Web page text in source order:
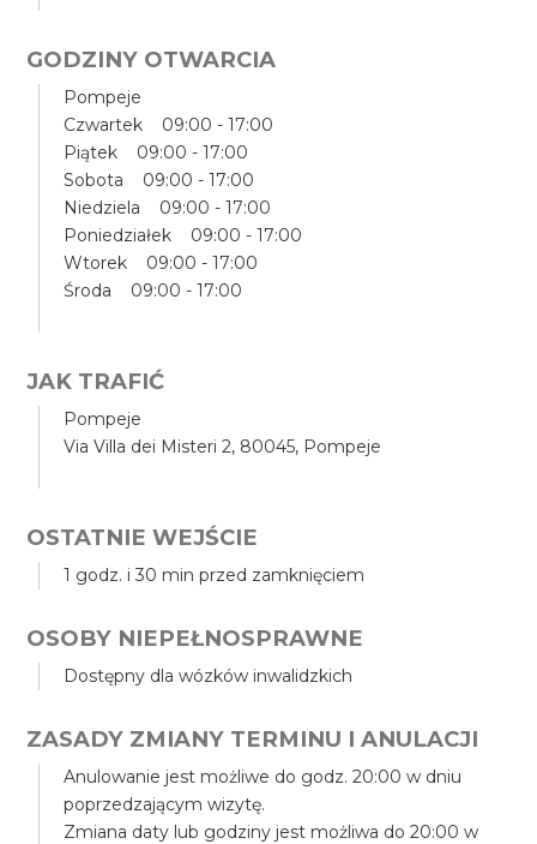
GODZINY OTWARCIA
Pompeje
Czwartek 09:00 - 17:00
Piątek 09:00 - 17:00
Sobota 09:00 - 17:00
Niedziela 09:00 - 17:00
Poniedziałek 09:00 - 17:00
Wtorek 09:00 - 17:00
Środa 09:00 - 17:00
JAK TRAFIĆ
Pompeje
Via Villa dei Misteri 2, 80045, Pompeje
OSTATNIE WEJŚCIE
1 godz. i 30 min przed zamknięciem
OSOBY NIEPEŁNOSPRAWNE
Dostępny dla wózków inwalidzkich
ZASADY ZMIANY TERMINU I ANULACJI
Anulowanie jest możliwe do godz. 20:00 w dniu
poprzedzającym wizytę.
Zmiana daty lub godziny jest możliwa do 20:00 w